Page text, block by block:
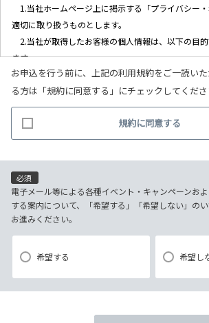
1.当社ホームページ上に掲示する「プライバシー・
適切に取り扱うものとします。
2.当社が取得したお客様の個人情報は、以下の目
ます。
(1)お客様リクエストに対応するにあたって問題
連絡
(2)お客様から照会があった場合のリクエスト情
(3)お客様に不利益を与えないために行う、お客様
（電子メール、電話、郵送によるご連絡）
(5)商品の企画・開発あるいはお客様満足向上策な
様アンケート調査の実施
【3．推奨環境について】
1.当社の推奨するインターネット環境にてお申込み
それに伴う連絡の不徹底については責任を負いか
お申込を行う前に、上記の利用規約をご一読い
る方は「規約に同意する」にチェックしてくださ
規約に同意する
必須
電子メール等による各種イベント・キャンペーンお
する案内について、「希望する」「希望しない」の
お進みください。
希望する 希望し